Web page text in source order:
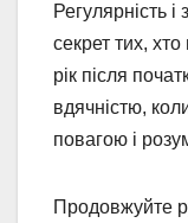
Регулярність
секрет тих,
рік після
вдячністю,
повагою і
Продовжуйте